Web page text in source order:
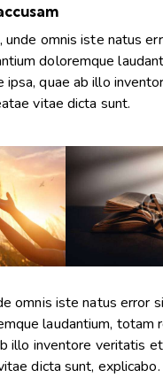
unde omnis iste natus
doloremque
ipsa, quae ab illo
vitae dicta sunt.
omnis iste natus error
laudantium, totam
illo inventore veritatis
dicta sunt, explicabo.